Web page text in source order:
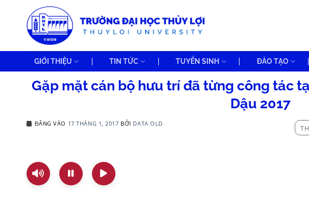
GIỚI THIỆU TIN TỨC TUYỂN SINH ĐÀO TẠO
Gặp mặt cán bộ hưu trí đã từng công tác
Dậu 2017
ĐĂNG VÀO 17 THÁNG 1, 2017 BỞI DATA OLD